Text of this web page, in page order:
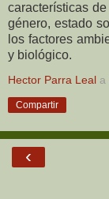
características
género, estado
los factores
y biológico.
Hector Parra Leal a
Compartir
‹